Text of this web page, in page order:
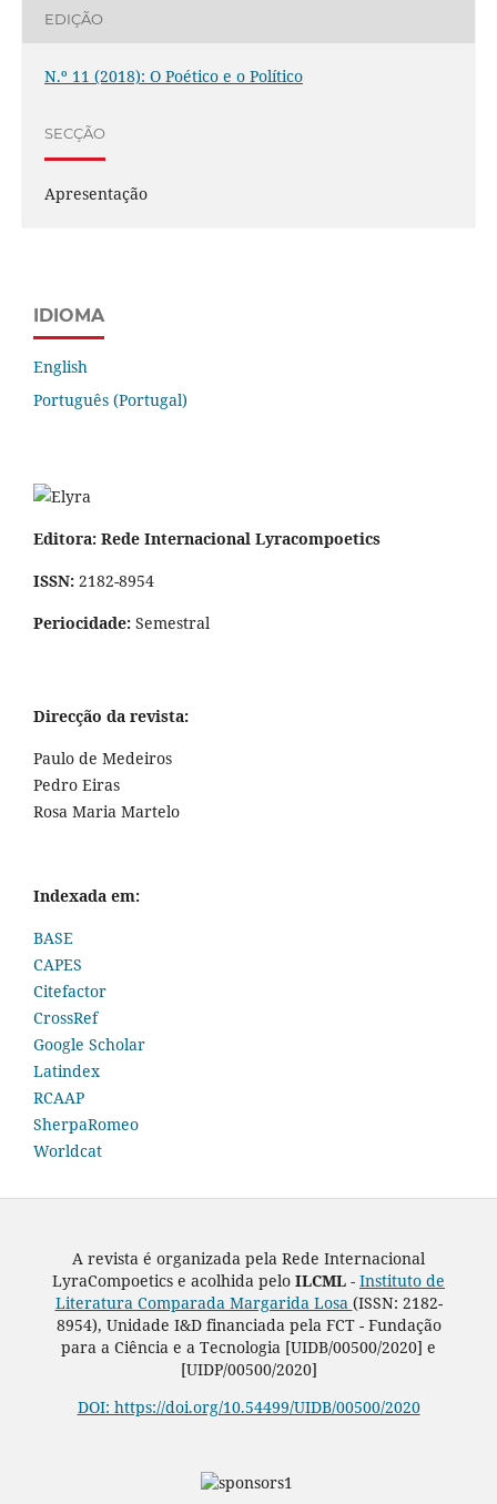
EDIÇÃO
N.º 11 (2018): O Poético e o Político
SECÇÃO
Apresentação
IDIOMA
English
Português (Portugal)
Editora: Rede Internacional Lyracompoetics
ISSN: 2182-8954
Periocidade: Semestral
Direcção da revista:
Paulo de Medeiros
Pedro Eiras
Rosa Maria Martelo
Indexada em:
BASE
CAPES
Citefactor
CrossRef
Google Scholar
Latindex
RCAAP
SherpaRomeo
Worldcat
A revista é organizada pela Rede Internacional
LyraCompoetics e acolhida pelo ILCML - Instituto de
Literatura Comparada Margarida Losa (ISSN: 2182-
8954), Unidade I&D financiada pela FCT - Fundação
para a Ciência e a Tecnologia [UIDB/00500/2020] e
[UIDP/00500/2020]
DOI: https://doi.org/10.54499/UIDB/00500/2020